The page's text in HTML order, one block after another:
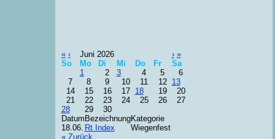
« ‹ Juni 2026 › »
So
Mo Di Mi Do Fr
Sa
1
2 3 4 5
6
7
8 9 10 11 12
13
14
15 16 17 18 19
20
21
22 23 24 25 26
27
28
29
30
Datum BezeichnungKategorie
18.06. Rt Index
Wiegenfest
« Zurück